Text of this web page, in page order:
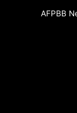
AFPBB